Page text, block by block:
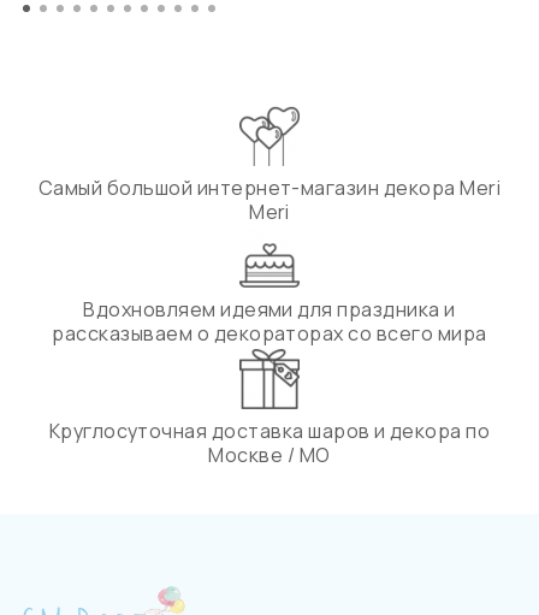
Самый большой интернет-магазин декора Meri
Meri
Вдохновляем идеями для праздника и
рассказываем о декораторах со всего мира
Круглосуточная доставка шаров и декора по
Москве / МО